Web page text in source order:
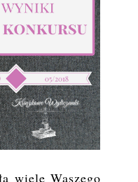
wiele Waszego